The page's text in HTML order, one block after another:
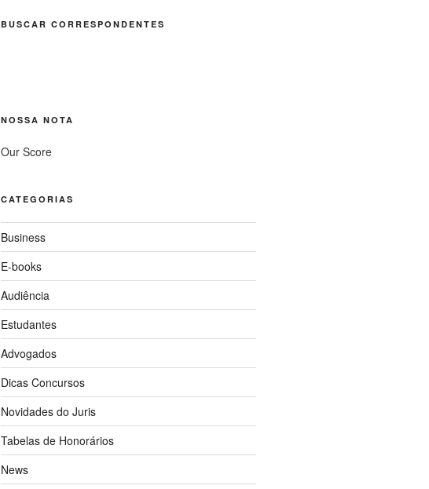
BUSCAR CORRESPONDENTES
NOSSA NOTA
Our Score
CATEGORIAS
Business
E-books
Audiência
Estudantes
Advogados
Dicas Concursos
Novidades do Juris
Tabelas de Honorários
News